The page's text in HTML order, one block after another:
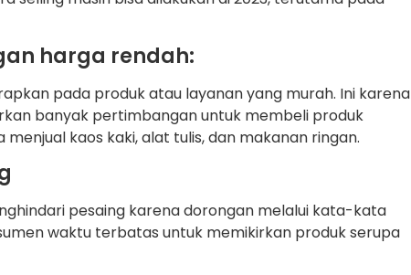
harga rendah:
pada produk atau layanan yang murah. Ini karena
banyak pertimbangan untuk membeli produk
kaos kaki, alat tulis, dan makanan ringan.
pesaing karena dorongan melalui kata-kata
waktu terbatas untuk memikirkan produk serupa